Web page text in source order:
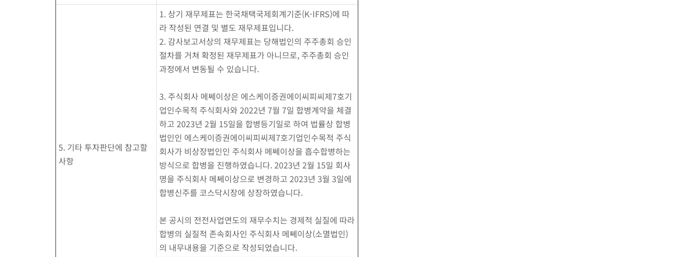
5. 기타 투자판단에 참고할
사항
1. 상기 재무제표는 한국채택국제회계기준(K-IFRS)에 따
라 작성된 연결 및 별도 재무제표입니다.
2. 감사보고서상의 재무제표는 당해법인의 주주총회 승인
절차를 거쳐 확정된 재무제표가 아니므로, 주주총회 승인
과정에서 변동될 수 있습니다.
3. 주식회사 메쎄이상은 에스케이증권에이씨피씨제7호기
업인수목적 주식회사와 2022년 7월 7일 합병계약을 체결
하고 2023년 2월 15일을 합병등기일로 하여 법률상 합병
법인인 에스케이증권에이씨피씨제7호기업인수목적 주식
회사가 비상장법인인 주식회사 메쎄이상을 흡수합병하는
방식으로 합병을 진행하였습니다. 2023년 2월 15일 회사
명을 주식회사 메쎄이상으로 변경하고 2023년 3월 3일에
합병신주를 코스닥시장에 상장하였습니다.
본 공시의 전전사업연도의 재무수치는 경제적 실질에 따라
합병의 실질적 존속회사인 주식회사 메쎄이상(소멸법인)
의 내무내용을 기준으로 작성되었습니다.